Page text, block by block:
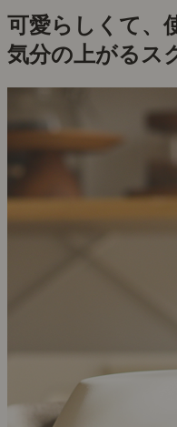
可愛らしくて、
気分の上がるス